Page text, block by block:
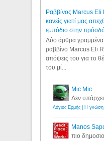
Ραββίνος Marcus Eli
κανείς γιατί μας
εμπόδιο στην
Δύο άρθρα
ραββίνο Marcus Eli
απόψεις του για το
του μί...
Mic Mic
Δεν
Manos
πιο